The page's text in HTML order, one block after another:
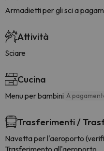
Armadietti per gli sci a
Attività
Sciare
Cucina
Menu per bambini A
Trasferimenti /
Navetta per l'aeroporto
Trasferimento all'aeroporto